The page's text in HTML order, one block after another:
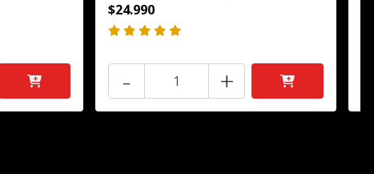
$24.990
- +